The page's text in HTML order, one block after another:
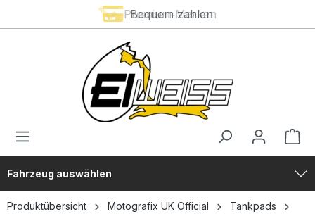
Premium Marken
Bequem zahlen
Fahrzeug auswählen
Produktübersicht Motografix UK Official
Tankpads